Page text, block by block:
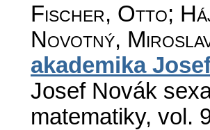
Fischer, Otto;
Novotný,
akademika
Josef Novák
matematiky, vol.